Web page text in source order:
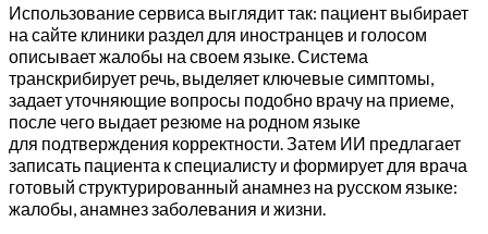
Использование сервиса выглядит так: пациент выбирает
на сайте клиники раздел для иностранцев и голосом
описывает жалобы на своем языке. Система
транскрибирует речь, выделяет ключевые симптомы,
задает уточняющие вопросы подобно врачу на приеме,
после чего выдает резюме на родном языке
для подтверждения корректности. Затем ИИ предлагает
записать пациента к специалисту и формирует для врача
готовый структурированный анамнез на русском языке:
жалобы, анамнез заболевания и жизни.